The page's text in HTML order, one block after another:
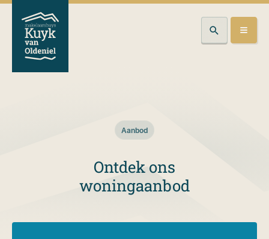
Aanbod
Ontdek ons
woningaanbod